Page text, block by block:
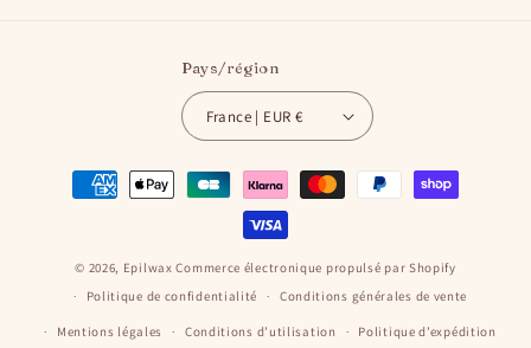
Pays/région
France | EUR €
Moyens
© 2026, Epilwax Commerce électronique propulsé par Shopify
Politique de confidentialité
Conditions générales de vente
Mentions légales Conditions d’utilisation Politique d’expédition